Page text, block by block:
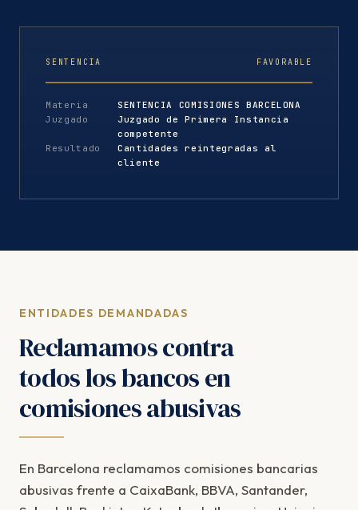
SENTENCIA FAVORABLE
Materia
SENTENCIA COMISIONES BARCELONA
Juzgado
Juzgado de Primera Instancia
competente
Resultado
Cantidades reintegradas al
cliente
ENTIDADES DEMANDADAS
Reclamamos contra
todos los bancos en
comisiones abusivas
En Barcelona reclamamos comisiones bancarias
abusivas frente a CaixaBank, BBVA, Santander,